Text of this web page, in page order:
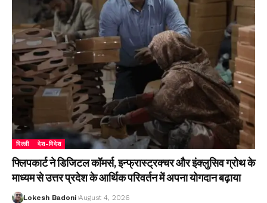
दिल्ली देश-विदेश
फ्लिपकार्ट ने डिजिटल कॉमर्स, इन्फ्रास्ट्रक्चर और इंक्लुसिव ग्रोथ के
माध्यम से उत्तर प्रदेश के आर्थिक परिवर्तन में अपना योगदान बढ़ाया
Lokesh Badoni August 4, 2026